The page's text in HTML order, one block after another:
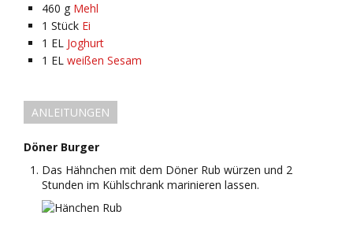
460 g Mehl
1 Stück Ei
1 EL Joghurt
1 EL weißen Sesam
ANLEITUNGEN
Döner Burger
Das Hähnchen mit dem Döner Rub würzen und 2
Stunden im Kühlschrank marinieren lassen.